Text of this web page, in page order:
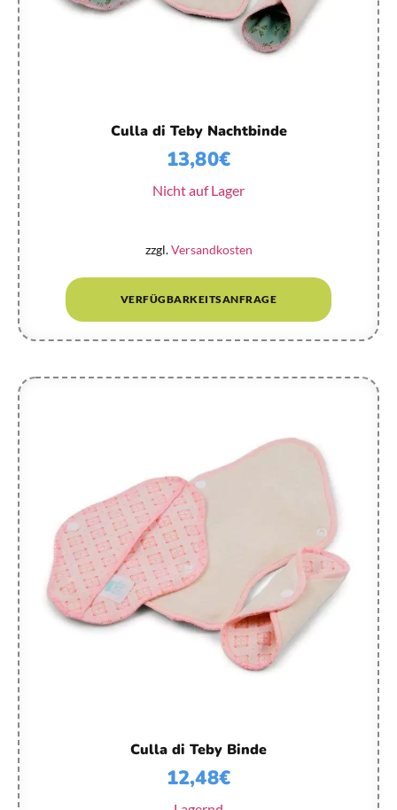
Culla di Teby Nachtbinde
13,80€
Nicht auf Lager
zzgl.Versandkosten
VERFÜGBARKEITSANFRAGE
Culla di Teby Binde
12,48€